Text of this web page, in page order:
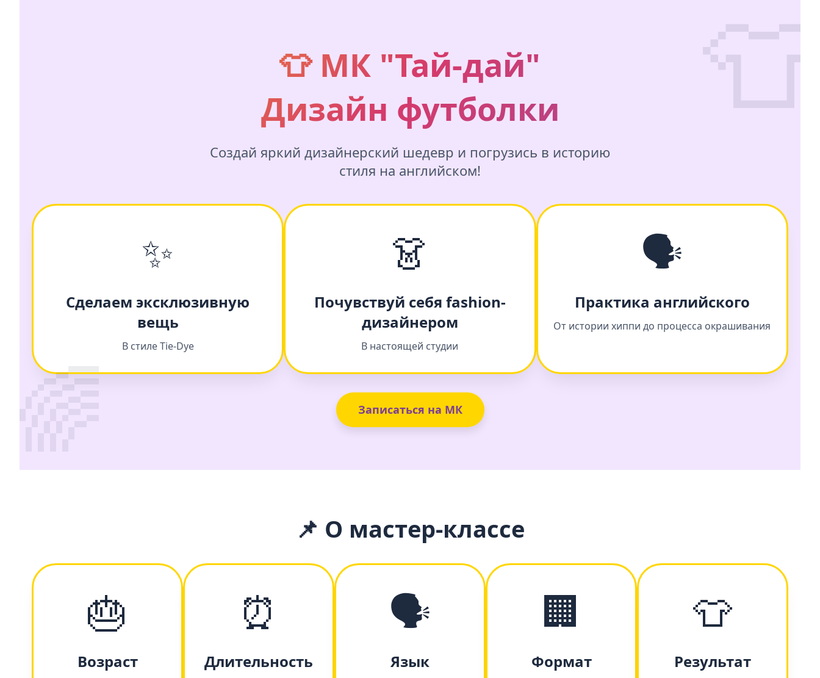
🌈
👕 МК "Тай-дай"
Дизайн футболки
Создай яркий дизайнерский шедевр и погрузись в историю
стиля на английском!
✨
Сделаем эксклюзивную
вещь
В стиле Tie-Dye
👗
Почувствуй себя fashion-
дизайнером
В настоящей студии
🗣️
Практика английского
От истории хиппи до процесса окрашивания
Записаться на МК
📌 О мастер-классе
🎂
Возраст
⏰
Длительность
🗣️
Язык
🏢
Формат
👕
Результат